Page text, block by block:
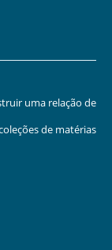
uma relação de
de matérias